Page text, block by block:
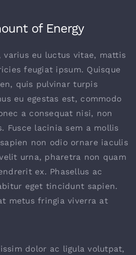
of Energy
varius eu luctus vitae, mattis
feugiat ipsum. Quisque
quis pulvinar turpis
eu egestas est, commodo
a consequat nisi, non
Fusce lacinia sem a mollis
non odio ornare iaculis
urna, pharetra non quam
ex. Phasellus ac
eget tincidunt sapien.
metus fringia viverra at
dolor ac ligula volutpat,